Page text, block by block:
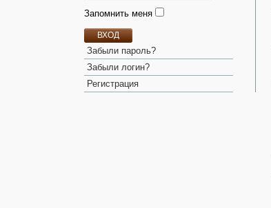
Запомнить меня
ВХОД
Забыли пароль?
Забыли логин?
Регистрация